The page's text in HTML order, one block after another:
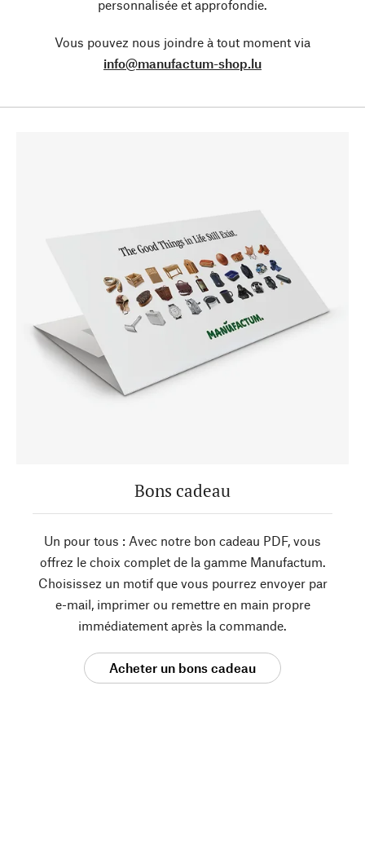
personnalisée et approfondie.
Vous pouvez nous joindre à tout moment via
info@manufactum-shop.lu
Bons cadeau
Un pour tous : Avec notre bon cadeau PDF, vous
offrez le choix complet de la gamme Manufactum.
Choisissez un motif que vous pourrez envoyer par
e-mail, imprimer ou remettre en main propre
immédiatement après la commande.
Acheter un bons cadeau